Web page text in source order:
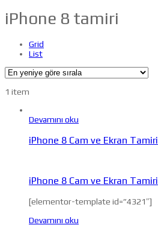
iPhone 8 tamiri
Grid
List
1 item
Devamını oku
iPhone 8 Cam ve Ekran Tamiri
iPhone 8 Cam ve Ekran Tamiri
[elementor-template id=”4321″]
Devamını oku